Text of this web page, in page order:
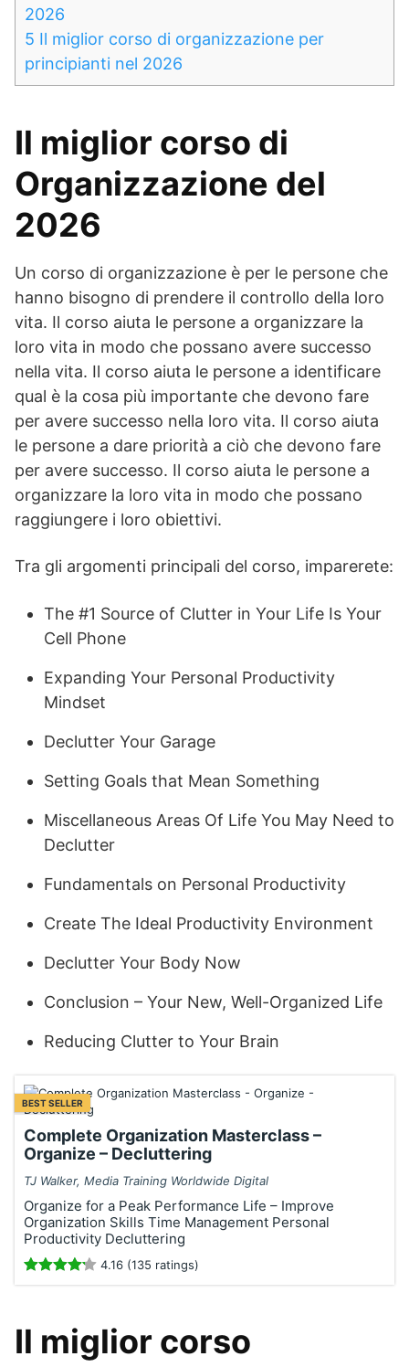
2026
5 Il miglior corso di organizzazione per
principianti nel 2026
Il miglior corso di
Organizzazione del
2026
Un corso di organizzazione è per le persone che
hanno bisogno di prendere il controllo della loro
vita. Il corso aiuta le persone a organizzare la
loro vita in modo che possano avere successo
nella vita. Il corso aiuta le persone a identificare
qual è la cosa più importante che devono fare
per avere successo nella loro vita. Il corso aiuta
le persone a dare priorità a ciò che devono fare
per avere successo. Il corso aiuta le persone a
organizzare la loro vita in modo che possano
raggiungere i loro obiettivi.
Tra gli argomenti principali del corso, imparerete:
The #1 Source of Clutter in Your Life Is Your
Cell Phone
Expanding Your Personal Productivity
Mindset
Declutter Your Garage
Setting Goals that Mean Something
Miscellaneous Areas Of Life You May Need to
Declutter
Fundamentals on Personal Productivity
Create The Ideal Productivity Environment
Declutter Your Body Now
Conclusion – Your New, Well-Organized Life
Reducing Clutter to Your Brain
BEST SELLER
Complete Organization Masterclass –
Organize – Decluttering
TJ Walker, Media Training Worldwide Digital
Organize for a Peak Performance Life – Improve
Organization Skills Time Management Personal
Productivity Decluttering
4.16 (135 ratings)
Il miglior corso